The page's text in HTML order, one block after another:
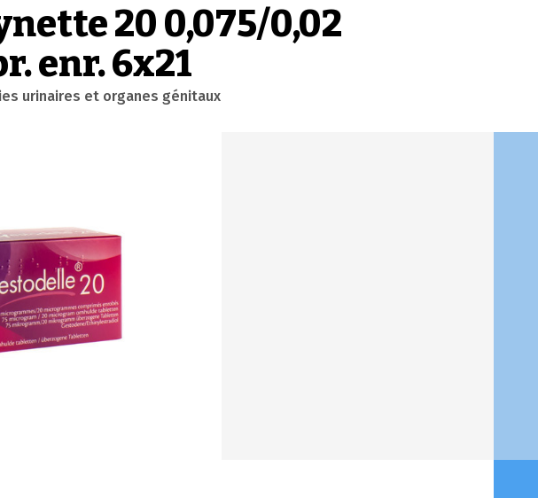
20 0,075/0,02
enr. 6x21
urinaires et organes génitaux